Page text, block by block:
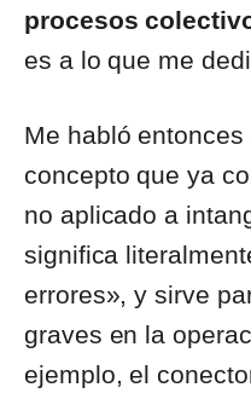
procesos
es a lo que me
Me habló entonces
concepto que ya
no aplicado a
significa
errores», y sirve
graves en la
ejemplo, el